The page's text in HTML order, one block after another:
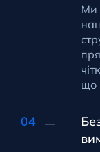
Ми
що